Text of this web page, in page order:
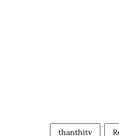
thanthitv